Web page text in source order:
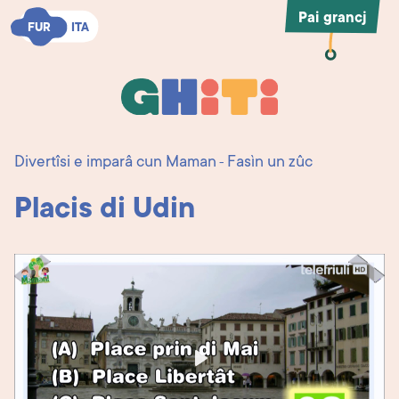
FUR ITA
FUR ITA
Ghiti
Pai grancj
Divertîsi e imparâ cun Maman - Fasìn un zûc
Placis di Udin
Play